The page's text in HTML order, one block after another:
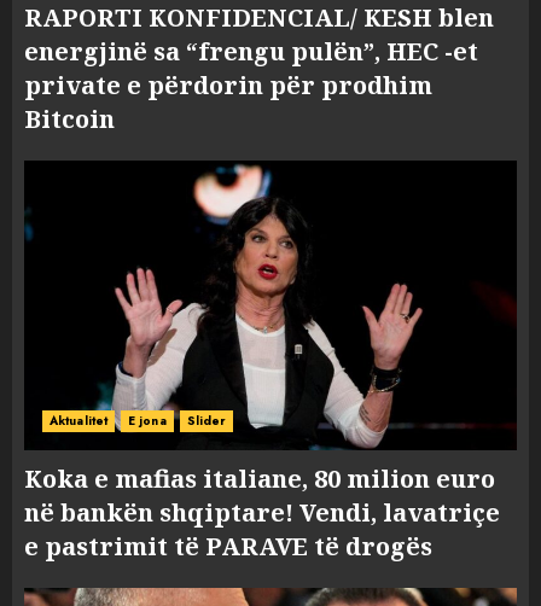
RAPORTI KONFIDENCIAL/ KESH blen
energjinë sa “frengu pulën”, HEC -et
private e përdorin për prodhim
Bitcoin
Aktualitet E jona Slider
Koka e mafias italiane, 80 milion euro
në bankën shqiptare! Vendi, lavatriçe
e pastrimit të PARAVE të drogës